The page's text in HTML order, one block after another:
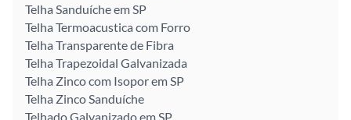
Telha Sanduíche em SP
Telha Termoacustica com Forro
Telha Transparente de Fibra
Telha Trapezoidal Galvanizada
Telha Zinco com Isopor em SP
Telha Zinco Sanduíche
Telhado Galvanizado em SP